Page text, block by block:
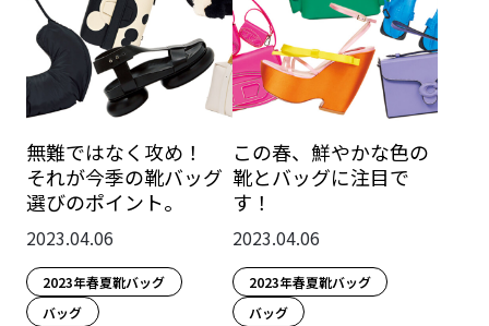
無難ではなく攻め！
それが今季の靴バッグ
選びのポイント。
2023.04.06
2023年春夏靴バッグ
バッグ
この春、鮮やかな色の
靴とバッグに注目で
す！
2023.04.06
2023年春夏靴バッグ
バッグ